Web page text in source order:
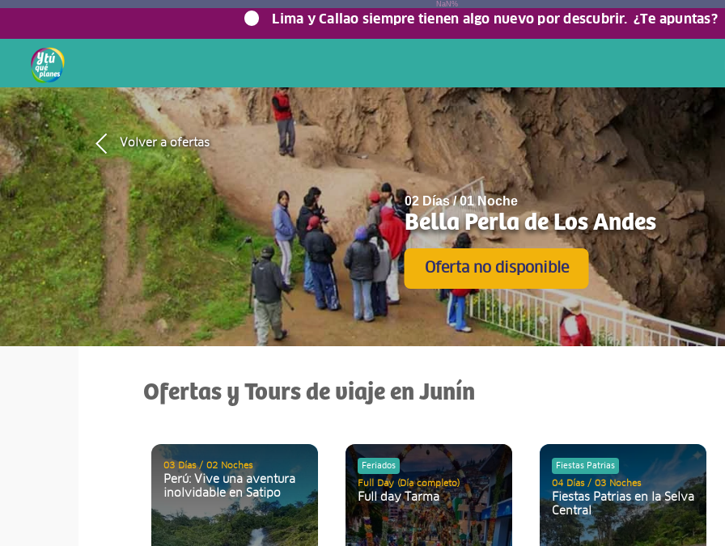
Lima y Callao siempre tienen algo nuevo por descubrir. ¿Te apuntas?
NaN%
Volver a ofertas
02 Días / 01 Noche
Bella Perla de Los Andes
Oferta no disponible
Ofertas y Tours de viaje en Junín
03 Días / 02 Noches
Perú: Vive una aventura
inolvidable en Satipo
Feriados
Full Day (Día completo)
Full day Tarma
Fiestas Patrias
04 Días / 03 Noches
Fiestas Patrias en la Selva
Central